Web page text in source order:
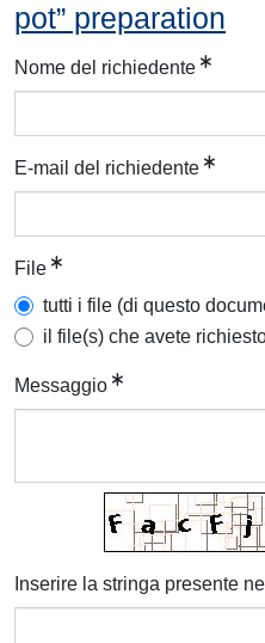
pot” preparation
Nome del richiedente
E-mail del richiedente
File
tutti i file (di questo
il file(s) che avete
Messaggio
Inserire la stringa presente